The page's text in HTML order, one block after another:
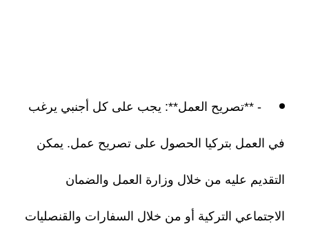
- **تصريح العمل**: يجب على كل أجنبي يرغب
في العمل بتركيا الحصول على تصريح عمل. يمكن
التقديم عليه من خلال وزارة العمل والضمان
الاجتماعي التركية أو من خلال السفارات والقنصليات